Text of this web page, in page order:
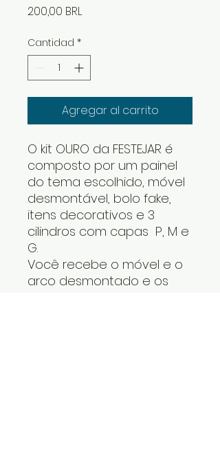
200,00 BRLPrecio
Cantidad *
Agregar al carrito
O kit OURO da FESTEJAR é
composto por um painel
do tema escolhido, móvel
desmontável, bolo fake,
itens decorativos e 3
cilindros com capas P, M e
G.
Você recebe o móvel e o
arco desmontado e os